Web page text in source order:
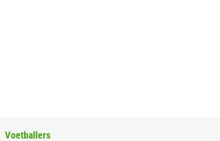
Voetballers